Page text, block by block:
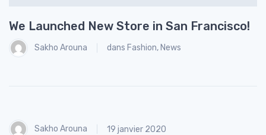
We Launched New Store in San Francisco!
Sakho Arouna dans Fashion, News
Sakho Arouna 19 janvier 2020